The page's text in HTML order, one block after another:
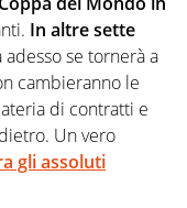
In altre sette
adesso se tornerà a
cambieranno le
di contratti e
Un vero
gli assoluti